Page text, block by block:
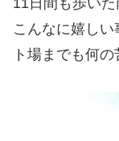
11日間も歩いた
こんなに嬉し
ト場までも何の